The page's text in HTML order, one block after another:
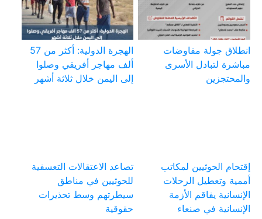
انطلاق جولة مفاوضات
مباشرة لتبادل الأسرى
والمحتجزين
الهجرة الدولية: أكثر من 57
ألف مهاجر أفريقي وصلوا
إلى اليمن خلال ثلاثة أشهر
إقتحام الحوثيين لمكاتب
أممية وتعطيل الرحلات
الإنسانية يفاقم الأزمة
الإنسانية في صنعاء
تصاعد الاعتقالات التعسفية
للحوثيين في مناطق
سيطرتهم وسط تحذيرات
حقوقية